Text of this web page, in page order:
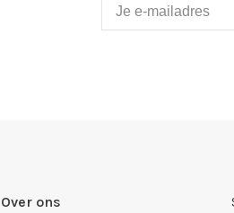
Over ons